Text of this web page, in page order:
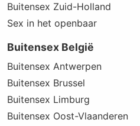
Buitensex Zuid-Holland
Sex in het openbaar
Buitensex België
Buitensex Antwerpen
Buitensex Brussel
Buitensex Limburg
Buitensex Oost-Vlaanderen